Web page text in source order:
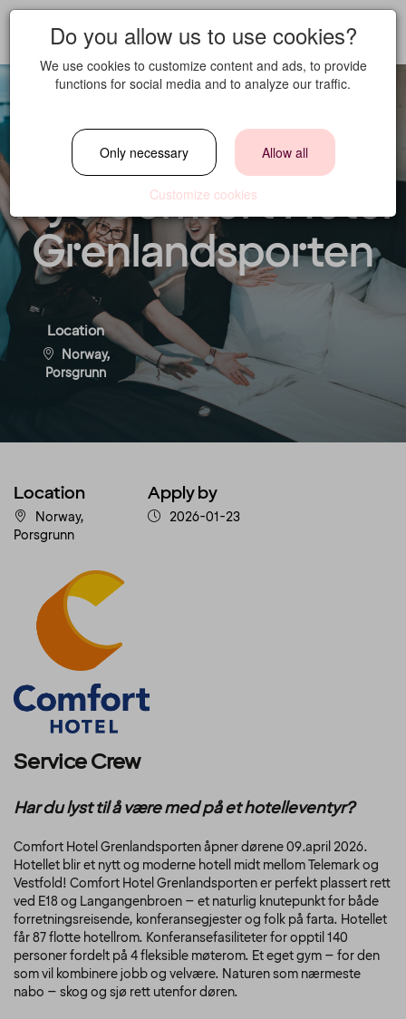
Service Crew -
Nye Comfort Hotel
Grenlandsporten
Location
Norway,
Porsgrunn
Location
Norway,
Porsgrunn
Apply by
2026-01-23
Service Crew
Har du lyst til å være med på et hotelleventyr?
Comfort Hotel Grenlandsporten åpner dørene 09.april 2026.
Hotellet blir et nytt og moderne hotell midt mellom Telemark og
Vestfold! Comfort Hotel Grenlandsporten er perfekt plassert rett
ved E18 og Langangenbroen – et naturlig knutepunkt for både
forretningsreisende, konferansegjester og folk på farta. Hotellet
får 87 flotte hotellrom. Konferansefasiliteter for opptil 140
personer fordelt på 4 fleksible møterom. Et eget gym – for den
som vil kombinere jobb og velvære. Naturen som nærmeste
nabo – skog og sjø rett utenfor døren.
Do you allow us to use cookies?
We use cookies to customize content and ads, to provide
functions for social media and to analyze our traffic.
Only necessary Allow all
Customize cookies